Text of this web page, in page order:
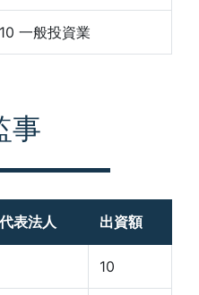
一般投資業
事
代表法人 出資額
10